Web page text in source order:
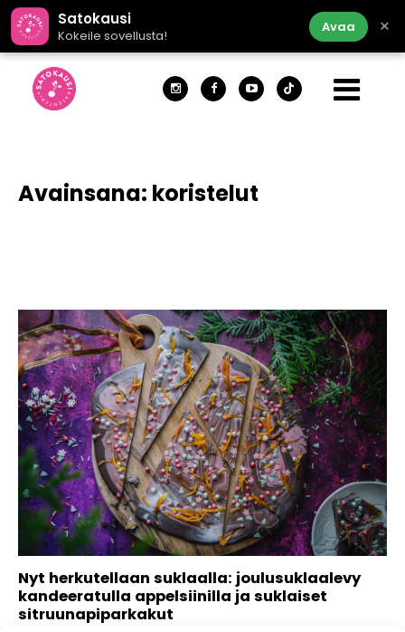
Satokausi
Kokeile sovellusta!
Avaa ×
Avainsana: koristelut
Nyt herkutellaan suklaalla: joulusuklaalevy
kandeeratulla appelsiinilla ja suklaiset
sitruunapiparkakut